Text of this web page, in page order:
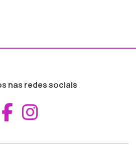
nas redes sociais
Aceder ao